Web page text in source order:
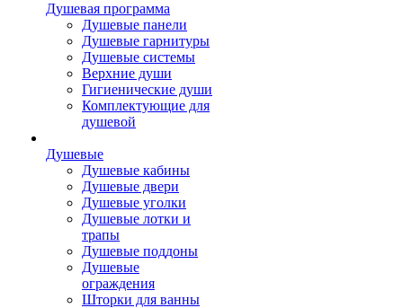
Душевая программа
Душевые панели
Душевые гарнитуры
Душевые системы
Верхние души
Гигиенические души
Комплектующие для
душевой
Душевые
Душевые кабины
Душевые двери
Душевые уголки
Душевые лотки и
трапы
Душевые поддоны
Душевые
ограждения
Шторки для ванны